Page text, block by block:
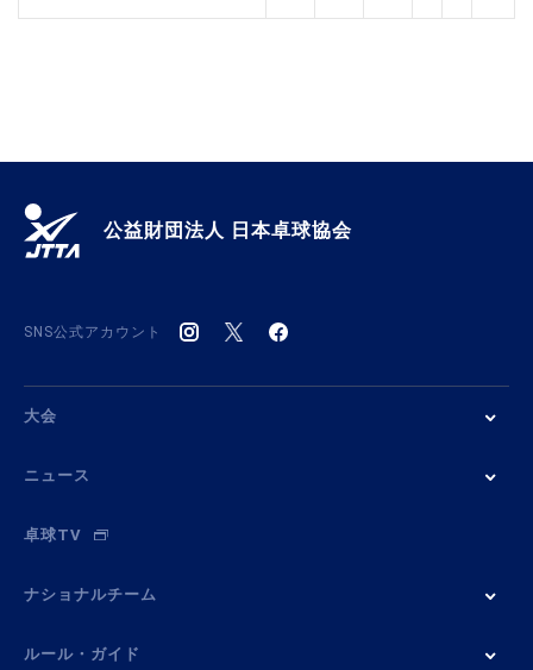
公益財団法人 日本卓球協会
SNS公式アカウント
大会
ニュース
卓球TV
ナショナルチーム
ルール・ガイド